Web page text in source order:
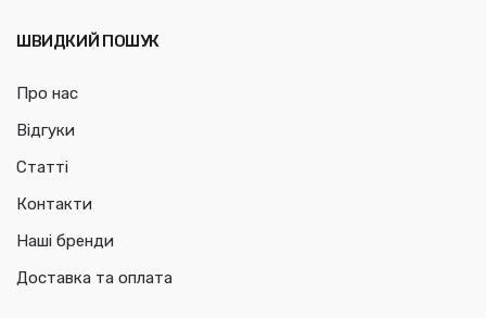
ШВИДКИЙ ПОШУК
Про нас
Відгуки
Статті
Контакти
Наші бренди
Доставка та оплата